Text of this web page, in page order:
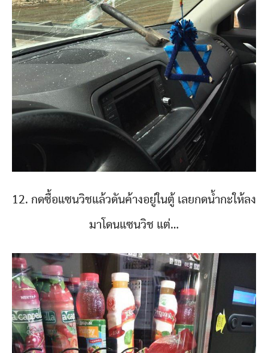
12. กดซื้อแซนวิชแล้วดันค้างอยู่ในตู้ เลยกดน้ำกะให้ลง
มาโดนแซนวิช แต่…